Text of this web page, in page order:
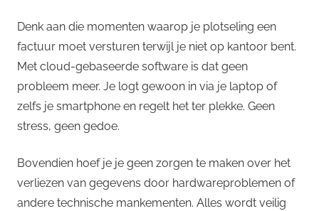
Denk aan die momenten waarop je plotseling een
factuur moet versturen terwijl je niet op kantoor bent.
Met cloud-gebaseerde software is dat geen
probleem meer. Je logt gewoon in via je laptop of
zelfs je smartphone en regelt het ter plekke. Geen
stress, geen gedoe.
Bovendien hoef je je geen zorgen te maken over het
verliezen van gegevens door hardwareproblemen of
andere technische mankementen. Alles wordt veilig